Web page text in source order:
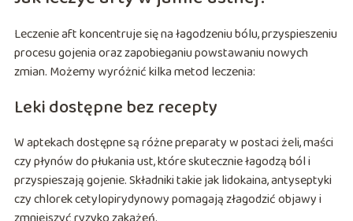
Leczenie aft koncentruje się na łagodzeniu bólu, przyspieszeniu
procesu gojenia oraz zapobieganiu powstawaniu nowych
zmian. Możemy wyróżnić kilka metod leczenia:
Leki dostępne bez recepty
W aptekach dostępne są różne preparaty w postaci żeli, maści
czy płynów do płukania ust, które skutecznie łagodzą ból i
przyspieszają gojenie. Składniki takie jak lidokaina, antyseptyki
czy chlorek cetylopirydynowy pomagają złagodzić objawy i